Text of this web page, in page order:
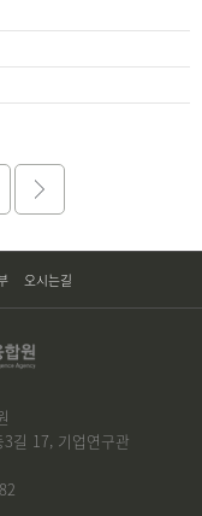
오시는길
길 17, 기업연구관